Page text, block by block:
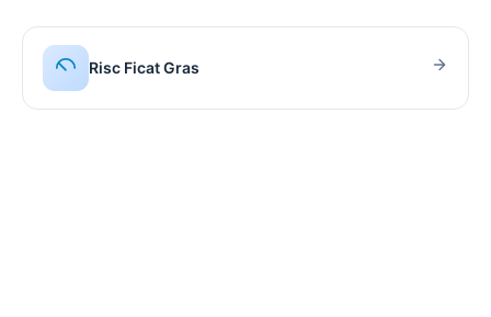
Risc Ficat Gras